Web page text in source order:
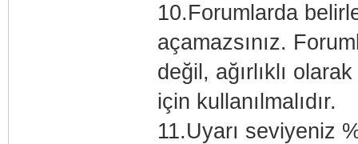
10.Forumlarda
açamazsınız.
değil, ağırlıklı
için kullanılmalıdır.
11.Uyarı seviyeniz